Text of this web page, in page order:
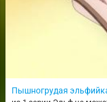
Пышногрудая